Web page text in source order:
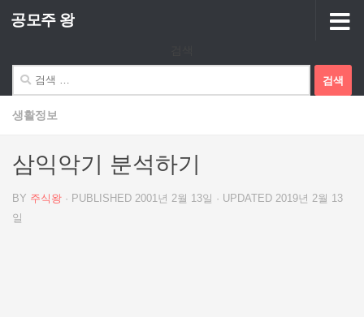
Skip to content
공모주 왕
색:
생활정보
삼익악기 분석하기
BY 주식왕 · PUBLISHED 2001년 2월 13일 · UPDATED 2019년 2월 13
일